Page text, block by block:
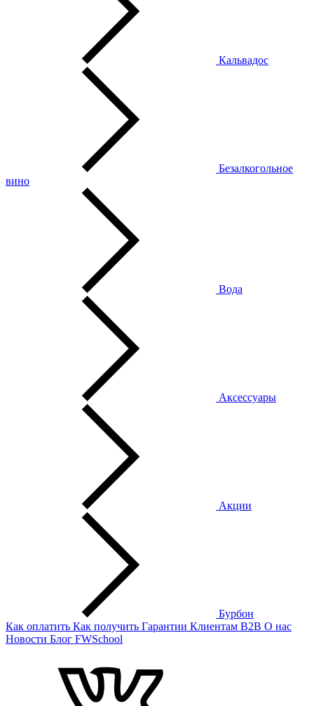
Кальвадос
Безалкогольное
вино
Вода
Аксессуары
Акции
Бурбон
Как оплатить Как получить Гарантии Клиентам B2B О нас
Новости Блог FWSchool